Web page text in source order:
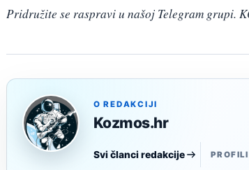
Pridružite se raspravi u našoj Telegram grupi.
O REDAKCIJI
Kozmos.hr
Svi članci redakcije PROFILI